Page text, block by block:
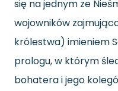
się na jednym ze
wojowników
królestwa) imieniem
prologu, w którym
bohatera i jego